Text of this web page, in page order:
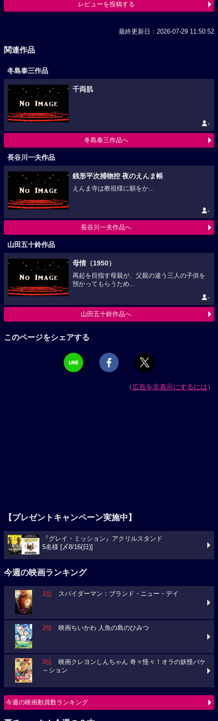
レビューを投稿する
最終更新日：2026-07-29 11:50:52
関連作品
冬島泰三作品
千両肌
-
冬島泰三作品へ
長谷川一夫作品
銭形平次捕物控 夜のえんま帳
えんま寺は教祖様に願をか...
-
長谷川一夫作品へ
山田五十鈴作品
母情（1950）
再起を目指す母親が、父親の違う三人の子供を
預かってもらうため...
-
山田五十鈴作品へ
このページをシェアする
（広告を非表示にするには）
【プレゼントキャンペーン実施中】
『グレイ・ミッション』アクリルスタンド
5名様 [〆8/16(日)]
今週の映画ランキング
1位 スパイダーマン：ブランド・ニュー・デイ
2位 映画ちいかわ 人魚の島のひみつ
3位 映画クレヨンしんちゃん 奇々怪々！オラの妖怪バケ
～ション
今週の映画動員数ランキング